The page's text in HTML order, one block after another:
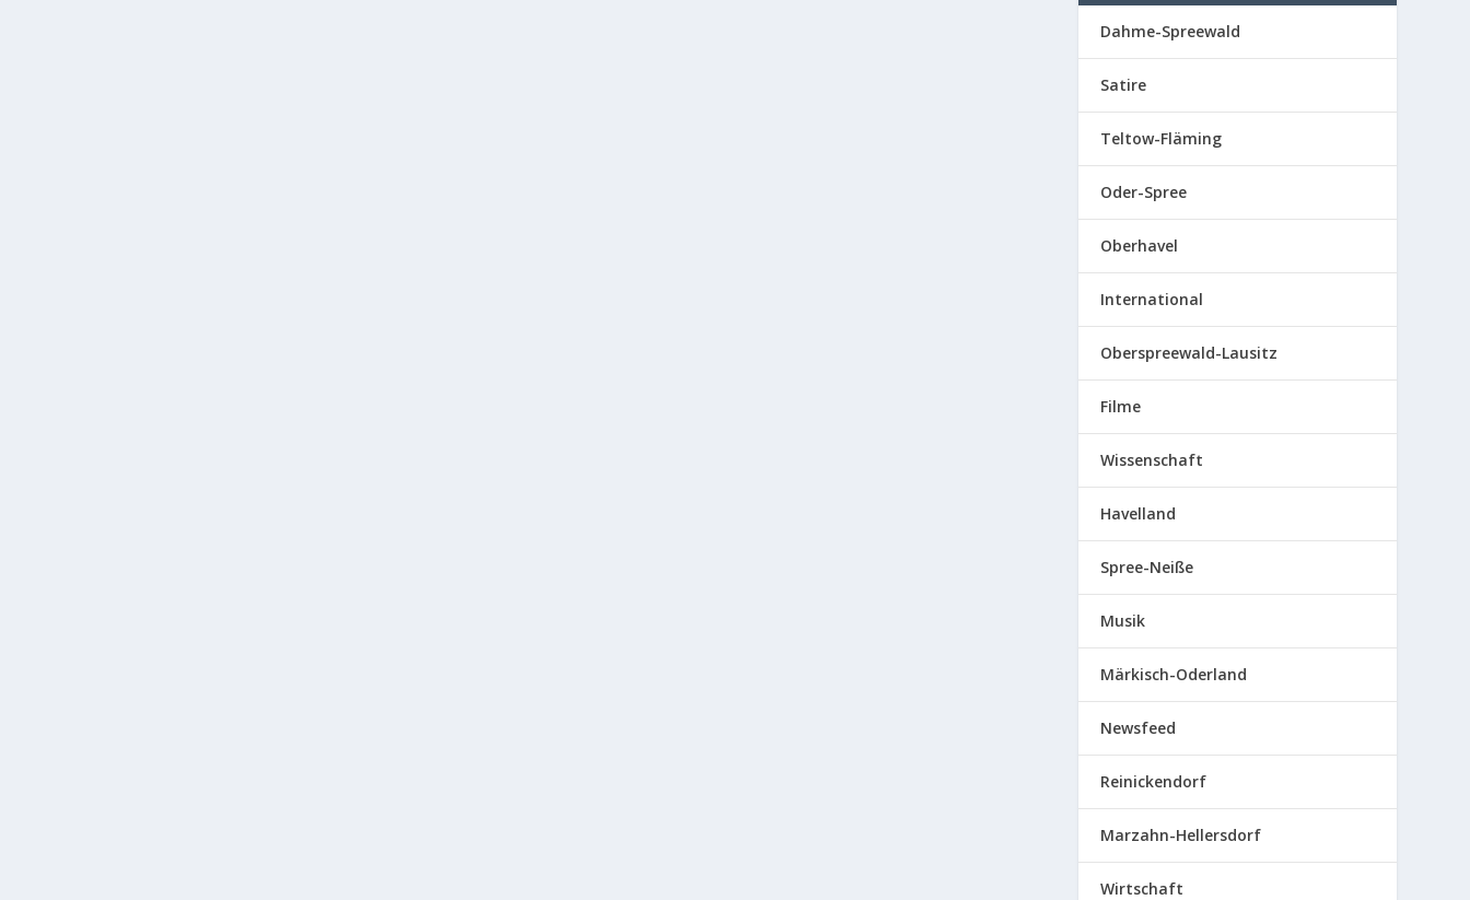
Dahme-Spreewald
Satire
Teltow-Fläming
Oder-Spree
Oberhavel
International
Oberspreewald-Lausitz
Filme
Wissenschaft
Havelland
Spree-Neiße
Musik
Märkisch-Oderland
Newsfeed
Reinickendorf
Marzahn-Hellersdorf
Wirtschaft